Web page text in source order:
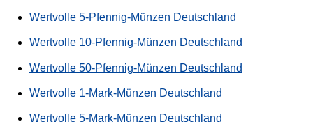
Wertvolle 5-Pfennig-Münzen Deutschland
Wertvolle 10-Pfennig-Münzen Deutschland
Wertvolle 50-Pfennig-Münzen Deutschland
Wertvolle 1-Mark-Münzen Deutschland
Wertvolle 5-Mark-Münzen Deutschland